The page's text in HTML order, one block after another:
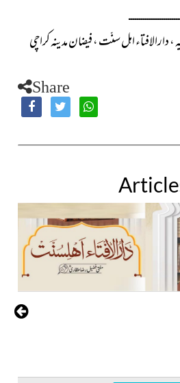
اہل سنّت ، فیضان مدینہ کراچی
Share